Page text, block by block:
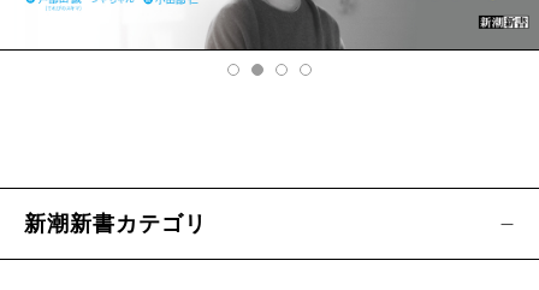
v
Ne
xt
新潮新書カテゴリ